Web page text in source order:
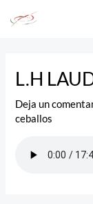
L.H
Deja un
ceballos